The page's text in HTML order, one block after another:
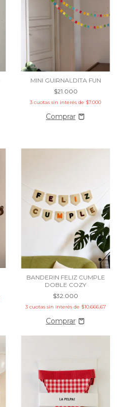
MINI GUIRNALDITA FUN
$21.000
3 cuotas sin interés de $7.000
BANDERIN FELIZ CUMPLE
DOBLE COZY
$32.000
3 cuotas sin interés de $10.666,67